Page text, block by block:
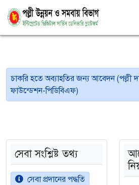
চাকরি হতে অব্যাহতির জন্য আবেদন (পল্লী
ফাউন্ডেশন-পিডিবিএফ)
সেবা সংশ্লিষ্ট তথ্য
সেবা প্রদানের পদ্ধতি